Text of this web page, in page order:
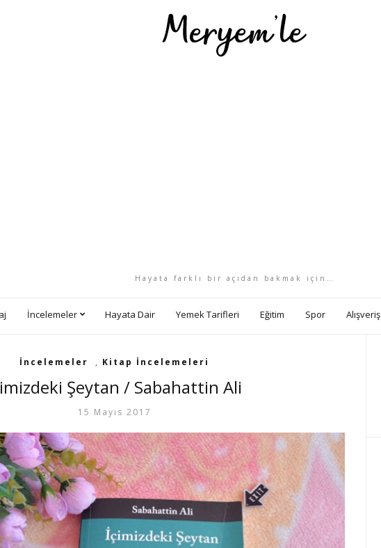
Hayata farklı bir açıdan bakmak için…
İncelemeler Hayata Dair Yemek Tarifleri Eğitim Spor Alışveriş
İncelemeler , Kitap İncelemeleri
Şeytan / Sabahattin Ali
15 Mayıs 2017